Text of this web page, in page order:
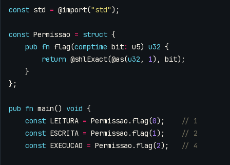
const std = @import("std");
const Permissao = struct {
pub fn flag(comptime bit: u5) u32 {
return @shlExact(@as(u32 , 1), bit);
}
};
pub fn main() void {
const LEITURA = Permissao . flag(0);
const ESCRITA = Permissao . flag(1);
const EXECUCAO = Permissao . flag(2);